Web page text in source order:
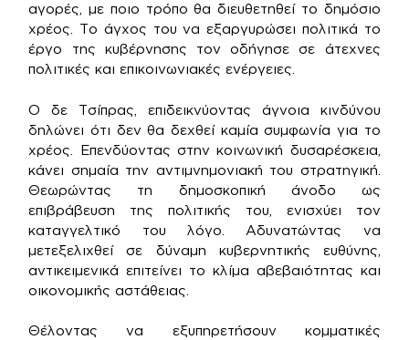
αγορές, με ποιο τρόπο θα διευθετηθεί το δημόσιο
χρέος. Το άγχος του να εξαργυρώσει πολιτικά το
έργο της κυβέρνησης τον οδήγησε σε άτεχνες
πολιτικές και επικοινωνιακές ενέργειες.
Ο δε Τσίπρας, επιδεικνύοντας άγνοια κινδύνου
δηλώνει ότι δεν θα δεχθεί καμία συμφωνία για το
χρέος. Επενδύοντας στην κοινωνική δυσαρέσκεια,
κάνει σημαία την αντιμνημονιακή του στρατηγική.
Θεωρώντας τη δημοσκοπική άνοδο ως
επιβράβευση της πολιτικής του, ενισχύει τον
καταγγελτικό του λόγο. Αδυνατώντας να
μετεξελιχθεί σε δύναμη κυβερνητικής ευθύνης,
αντικειμενικά επιτείνει το κλίμα αβεβαιότητας και
οικονομικής αστάθειας.
Θέλοντας να εξυπηρετήσουν κομματικές